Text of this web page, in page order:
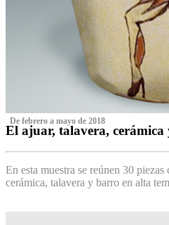
‌ De febrero a mayo de 2018
El ajuar, talavera,
En esta muestra se reúnen 30
cerámica, talavera y barro en alta